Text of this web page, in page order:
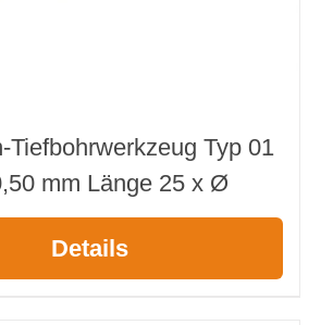
Tiefbohrwerkzeug Typ 01
mm Länge 25 x Ø
Details